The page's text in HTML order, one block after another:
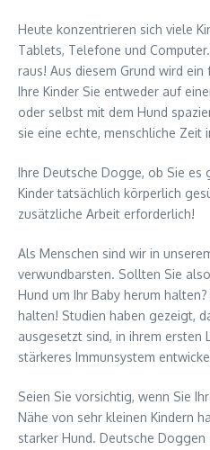
Heute konzentrieren sich viele
Tablets, Telefone und
raus! Aus diesem Grund wird ein
Ihre Kinder Sie entweder auf
oder selbst mit dem Hund
sie eine echte, menschliche Zeit
Ihre Deutsche Dogge, ob Sie es
Kinder tatsächlich körperlich
zusätzliche Arbeit erforderlich!
Als Menschen sind wir in
verwundbarsten. Sollten Sie
Hund um Ihr Baby herum
halten! Studien haben gezeigt,
ausgesetzt sind, in ihrem ersten
stärkeres Immunsystem
Seien Sie vorsichtig, wenn Sie
Nähe von sehr kleinen Kindern
starker Hund. Deutsche